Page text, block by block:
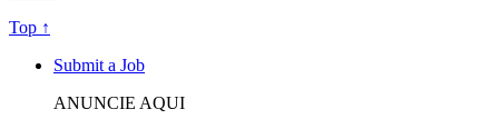
Top ↑
Submit a Job
ANUNCIE AQUI